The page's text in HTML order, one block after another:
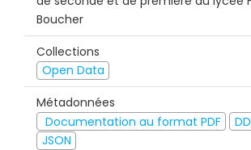
Boucher
Collections
Open Data
Métadonnées
Documentation au format PDF
JSON